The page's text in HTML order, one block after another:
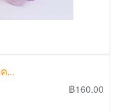
...
฿160.00